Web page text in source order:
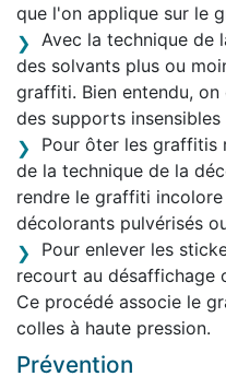
que l'on applique sur le
Avec la technique de
des solvants plus ou
graffiti. Bien entendu,
des supports insensibles
Pour ôter les graffitis
de la technique de la
rendre le graffiti
décolorants pulvérisés
Pour enlever les
recourt au désaffichage
Ce procédé associe le
colles à haute pression.
Prévention